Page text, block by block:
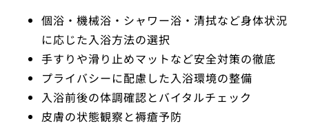
個浴・機械浴・シャワー浴・清拭など身体状況
に応じた入浴方法の選択
手すりや滑り止めマットなど安全対策の徹底
プライバシーに配慮した入浴環境の整備
入浴前後の体調確認とバイタルチェック
皮膚の状態観察と褥瘡予防